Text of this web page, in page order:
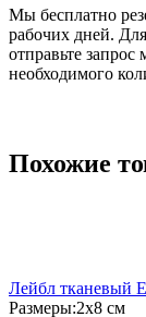
Мы бесплатно
рабочих дней.
отправьте
необходимого
Похожие
Лейбл тканевый
Размеры:2х8 см